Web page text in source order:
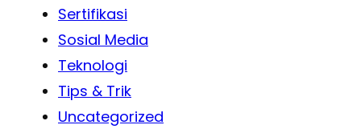
Sertifikasi
Sosial Media
Teknologi
Tips & Trik
Uncategorized